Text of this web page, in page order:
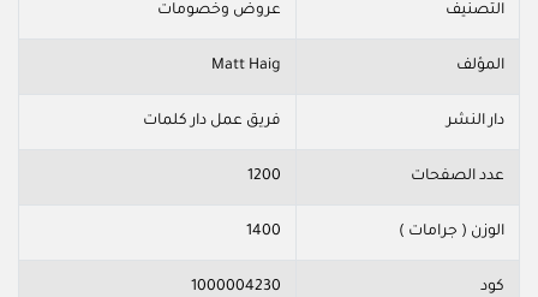
التصنيف عروض وخصومات
المؤلف Matt Haig
دار النشر فريق عمل دار كلمات
عدد الصفحات 1200
الوزن ( جرامات ) 1400
كود 1000004230